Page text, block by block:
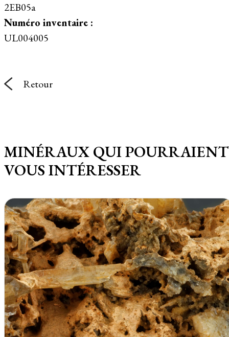
2EB05a
Numéro inventaire :
UL004005
Retour
MINÉRAUX QUI POURRAIENT
VOUS INTÉRESSER